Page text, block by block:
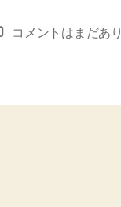
【シ
ク
コメントはまだあ